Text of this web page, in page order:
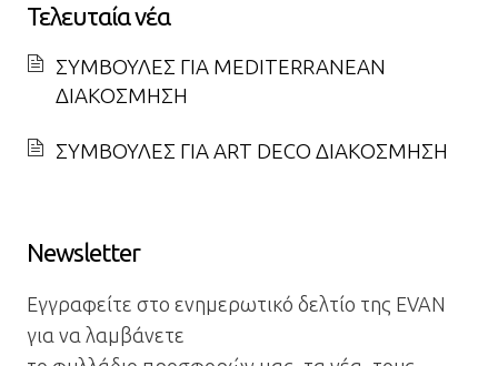
Τελευταία νέα
ΣΥΜΒΟΥΛΕΣ ΓΙΑ MEDITERRANEAN
ΔΙΑΚΟΣΜΗΣΗ
ΣΥΜΒΟΥΛΕΣ ΓΙΑ ART DECO ΔΙΑΚΟΣΜΗΣΗ
Newsletter
Εγγραφείτε στο ενημερωτικό δελτίο της EVAN
για να λαμβάνετε